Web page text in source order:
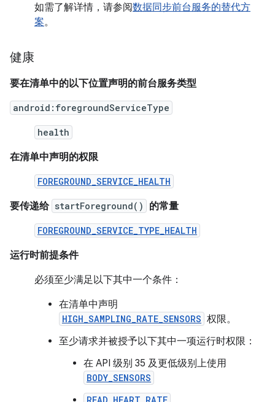
如需了解详情，请参阅数据同步前台服务的替代方
案。
健康
要在清单中的以下位置声明的前台服务类型
android:foregroundServiceType
health
在清单中声明的权限
FOREGROUND_SERVICE_HEALTH
要传递给 startForeground() 的常量
FOREGROUND_SERVICE_TYPE_HEALTH
运行时前提条件
必须至少满足以下其中一个条件：
在清单中声明
HIGH_SAMPLING_RATE_SENSORS 权限。
至少请求并被授予以下其中一项运行时权限：
在 API 级别 35 及更低级别上使用
BODY_SENSORS